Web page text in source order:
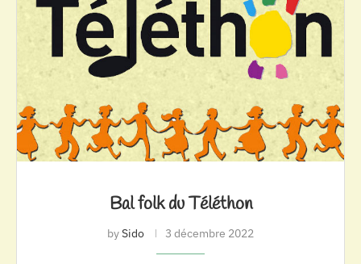
Bal folk du Téléthon
bySido 3 décembre 2022